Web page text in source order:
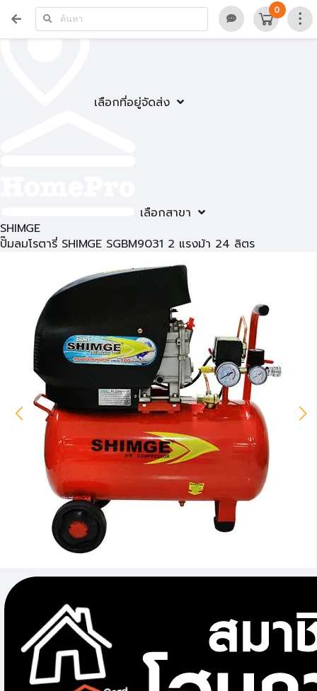
เลือกที่อยู่จัดส่ง
เลือกสาขา
0
SHIMGE
ปั๊มลมโรตารี่ SHIMGE SGBM9031 2 แรงม้า 24 ลิตร